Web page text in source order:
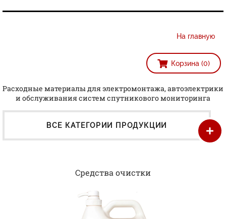
На главную
Корзина (0)
Расходные материалы для электромонтажа, автоэлектрики
и обслуживания систем спутникового мониторинга
ВСЕ КАТЕГОРИИ ПРОДУКЦИИ
Средства очистки